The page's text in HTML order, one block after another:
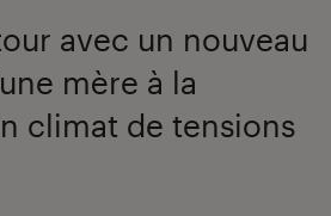
avec un nouveau
mère à la
climat de tensions